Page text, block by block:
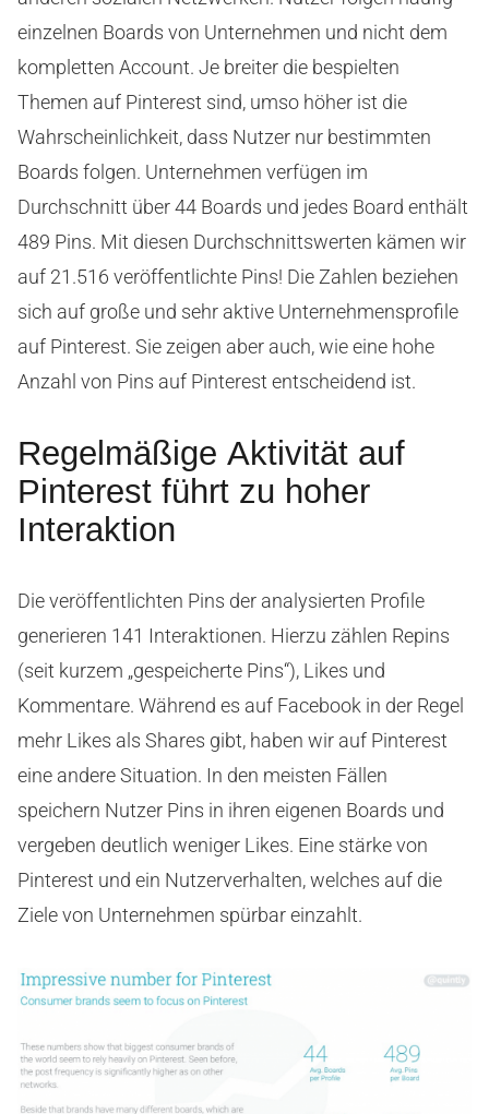
einzelnen Boards von Unternehmen und nicht dem
kompletten Account. Je breiter die bespielten
Themen auf Pinterest sind, umso höher ist die
Wahrscheinlichkeit, dass Nutzer nur bestimmten
Boards folgen. Unternehmen verfügen im
Durchschnitt über 44 Boards und jedes Board enthält
489 Pins. Mit diesen Durchschnittswerten kämen wir
auf 21.516 veröffentlichte Pins! Die Zahlen beziehen
sich auf große und sehr aktive Unternehmensprofile
auf Pinterest. Sie zeigen aber auch, wie eine hohe
Anzahl von Pins auf Pinterest entscheidend ist.
Regelmäßige Aktivität auf
Pinterest führt zu hoher
Interaktion
Die veröffentlichten Pins der analysierten Profile
generieren 141 Interaktionen. Hierzu zählen Repins
(seit kurzem „gespeicherte Pins“), Likes und
Kommentare. Während es auf Facebook in der Regel
mehr Likes als Shares gibt, haben wir auf Pinterest
eine andere Situation. In den meisten Fällen
speichern Nutzer Pins in ihren eigenen Boards und
vergeben deutlich weniger Likes. Eine stärke von
Pinterest und ein Nutzerverhalten, welches auf die
Ziele von Unternehmen spürbar einzahlt.